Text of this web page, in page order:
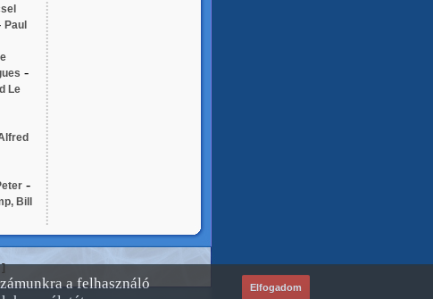
Paul
-
Le
-
Bill
]
a felhasználó
Elfogadom